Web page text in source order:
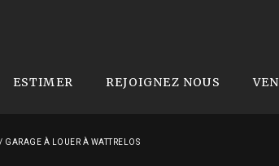
ESTIMER REJOIGNEZ NOUS
GARAGE À LOUER À WATTRELOS